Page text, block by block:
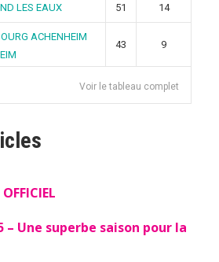
LES EAUX 51 14
ACHENHEIM
43 9
Voir le tableau complet
– Une superbe saison pour la